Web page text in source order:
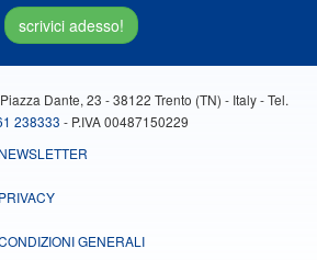
scrivici adesso!
Dante, 23 - 38122 Trento (TN) - Italy - Tel.
238333 - P.IVA 00487150229
PRIVACY
GENERALI